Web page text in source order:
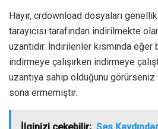
Hayır, crdownload dosyaları
tarayıcısı tarafından indirilmekte
uzantıdır. İndirilenler kısmında
indirmeye çalışırken indirmeye
uzantıya sahip olduğunu
sona ermemiştir.